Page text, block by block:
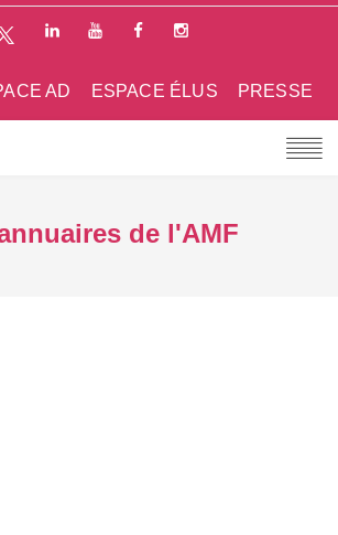
PRESSE
ESPACE ÉLUS
AD
de l'AMF